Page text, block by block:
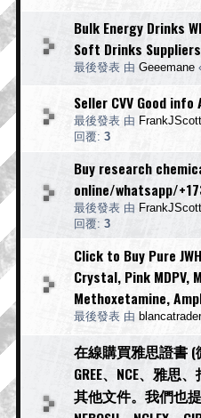
Bulk Energy Drinks
Soft Drinks Suppliers
最後發表 由 Geeemane
Seller CVV Good
最後發表 由 FrankJScott
回覆: 3
Buy research
online/whatsapp/
最後發表 由 FrankJScott
回覆: 3
Click to Buy Pure
Crystal, Pink MDPV,
Methoxetamine,
最後發表 由 blancatrader
在線購買雅思證書 (
GREE、NCE、雅思
其他文件。我們也提